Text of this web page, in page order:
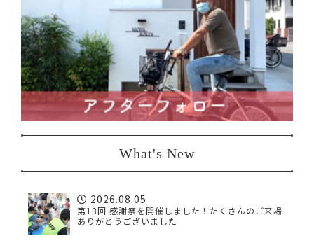
What's New
2026.08.05
第13回 感謝祭を開催しました！たくさんのご来場
ありがとうございました